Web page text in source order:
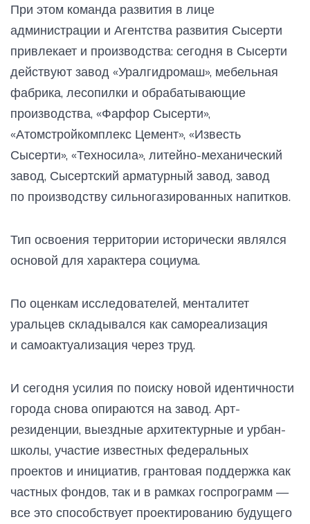
При этом команда развития в лице
администрации и Агентства развития Сысерти
привлекает и производства: сегодня в Сысерти
действуют завод «Уралгидромаш», мебельная
фабрика, лесопилки и обрабатывающие
производства, «Фарфор Сысерти»,
«Атомстройкомплекс Цемент», «Известь
Сысерти», «Техносила», литейно-механический
завод, Сысертский арматурный завод, завод
по производству сильногазированных напитков.
Тип освоения территории исторически являлся
основой для характера социума.
По оценкам исследователей, менталитет
уральцев складывался как самореализация
и самоактуализация через труд.
И сегодня усилия по поиску новой идентичности
города снова опираются на завод. Арт-
резиденции, выездные архитектурные и урбан-
школы, участие известных федеральных
проектов и инициатив, грантовая поддержка как
частных фондов, так и в рамках госпрограмм —
все это способствует проектированию будущего